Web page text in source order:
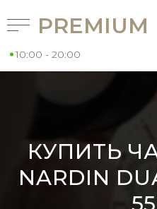
PREMIUM
10:00 - 20:00
КУПИТЬ
NARDIN